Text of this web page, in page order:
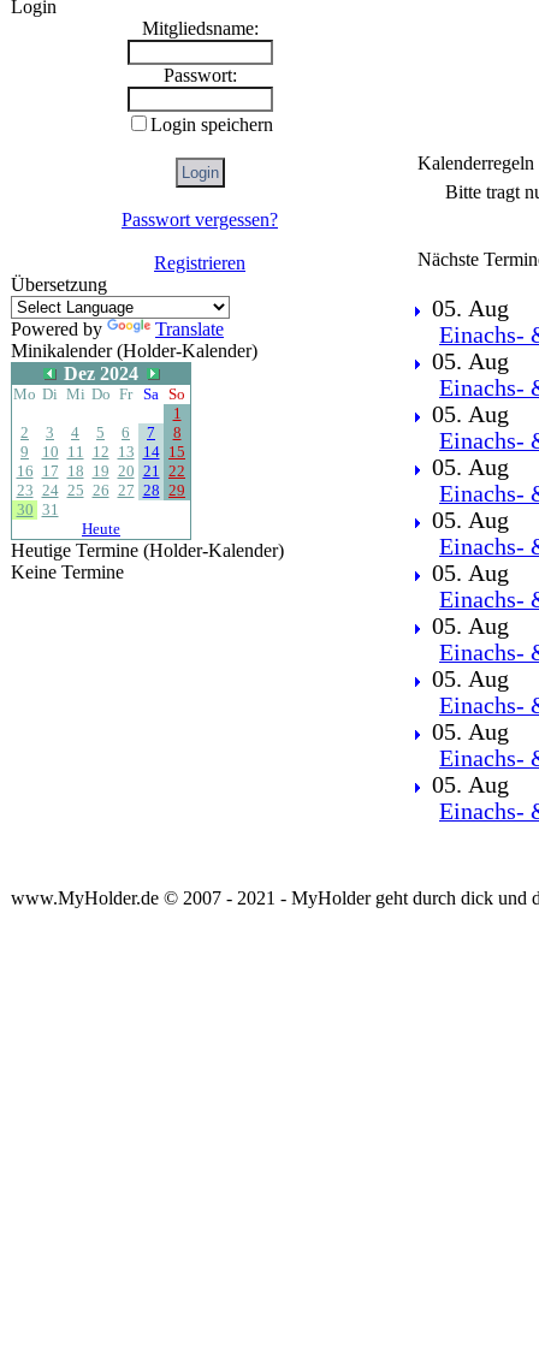
Login
Mitgliedsname:
Passwort:
Login speichern
Passwort vergessen?
Registrieren
Übersetzung
Powered by
Translate
Minikalender (Holder-Kalender)
Dez 2024
Mo Di Mi Do Fr Sa So
1
2
3 4 5 6 7
8
9
10 11 12 13 14 15
16 17 18 19 20 21 22
23 24 25 26 27 28 29
30 31
Heute
Heutige Termine (Holder-Kalender)
Keine Termine
Kalenderregeln
Bitte tragt
Nächste
05. Aug
Einachs-
05. Aug
Einachs-
05. Aug
Einachs-
05. Aug
Einachs-
05. Aug
Einachs-
05. Aug
Einachs-
05. Aug
Einachs-
05. Aug
Einachs-
05. Aug
Einachs-
05. Aug
Einachs-
www.MyHolder.de © 2007 - 2021 - MyHolder geht durch dick und